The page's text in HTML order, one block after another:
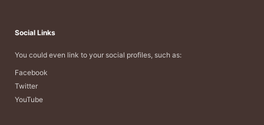
Social Links
You could even link to your social profiles, such as:
Facebook
Twitter
YouTube